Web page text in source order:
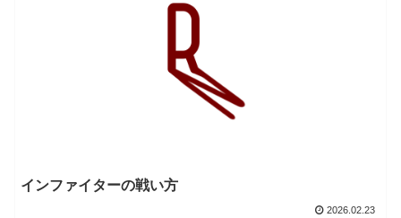
インファイターの戦い方
2026.02.23